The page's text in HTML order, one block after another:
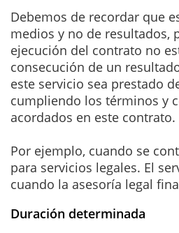
Debemos de recordar que
medios y no de resultados,
ejecución del contrato no
consecución de un
este servicio sea prestado
cumpliendo los términos y
acordados en este contrato.
Por ejemplo, cuando se
para servicios legales. El
cuando la asesoría legal
Duración determinada